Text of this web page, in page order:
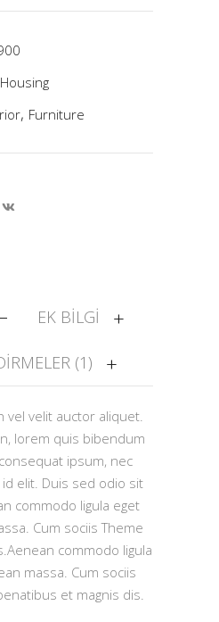
Housing
, Furniture
EK BILGI
(1)
vel velit auctor aliquet.
lorem quis bibendum
ipsum, nec
elit. Duis sed odio sit
commodo ligula eget
Cum sociis Theme
commodo ligula
massa. Cum sociis
et magnis dis.